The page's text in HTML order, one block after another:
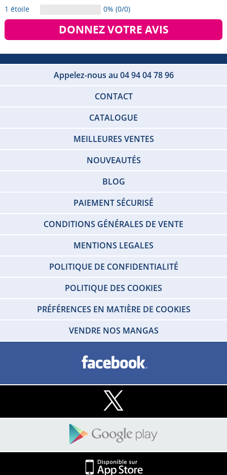
1 étoile
0% (0/0)
DONNEZ VOTRE AVIS
Appelez-nous au 04 94 04 78 96
CONTACT
CATALOGUE
MEILLEURES VENTES
NOUVEAUTÉS
BLOG
PAIEMENT SÉCURISÉ
CONDITIONS GÉNÉRALES DE VENTE
MENTIONS LEGALES
POLITIQUE DE CONFIDENTIALITÉ
POLITIQUE DES COOKIES
PRÉFÉRENCES EN MATIÈRE DE COOKIES
VENDRE NOS MANGAS